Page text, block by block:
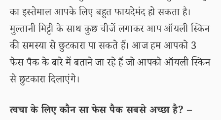
का इस्तेमाल आपके लिए बहुत फायदेमंद हो सकता है।
मुल्तानी मिट्टी के साथ कुछ चीजें लगाकर आप ऑयली स्किन
की समस्या से छुटकारा पा सकते हैं। आज हम आपको 3
फेस पैक के बारे में बताने जा रहे हैं जो आपको ऑयली स्किन
से छुटकारा दिलाएंगे।
त्वचा के लिए कौन सा फेस पैक सबसे अच्छा है? –